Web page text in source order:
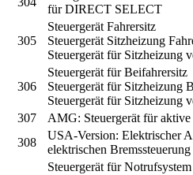
für DIRECT SELECT
305
Steuergerät Fahrersitz
Steuergerät Sitzheizung
Steuergerät für Sitzheizung
306
Steuergerät für Beifahrersitz
Steuergerät für Sitzheizung
Steuergerät für Sitzheizung
307 AMG: Steuergerät für
308
USA-Version: Elektrischer
elektrischen Bremssteuerung
Steuergerät für Notrufsystem